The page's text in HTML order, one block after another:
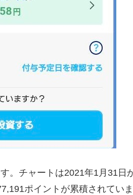
。チャートは2021年1月31日
ポイントが累積されてい